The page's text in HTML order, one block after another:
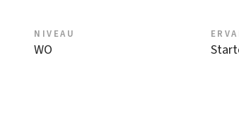
NIVEAU
WO